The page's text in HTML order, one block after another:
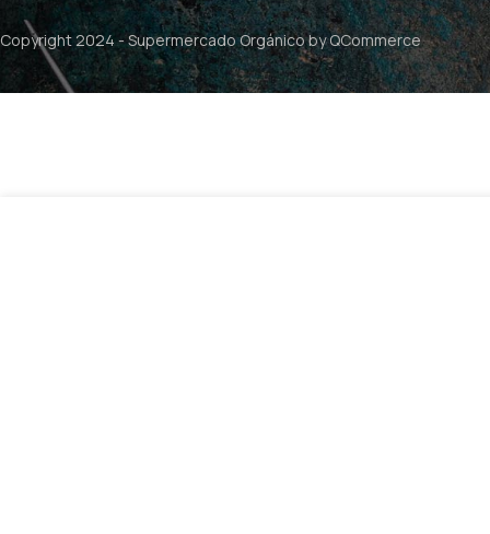
Copyright 2024 -Supermercado Orgánicoby QCommerce